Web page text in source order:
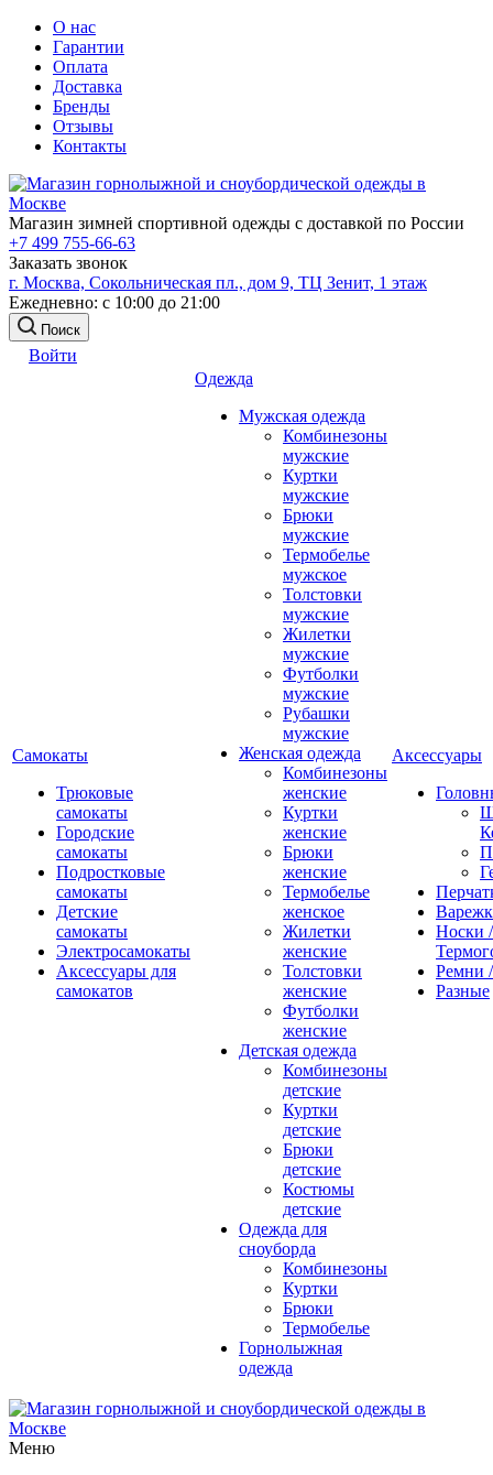
О нас
Гарантии
Оплата
Доставка
Бренды
Отзывы
Контакты
Магазин зимней спортивной одежды с доставкой по России
+7 499 755-66-63
Заказать звонок
г. Москва, Сокольническая пл., дом 9, ТЦ Зенит, 1 этаж
Ежедневно: с 10:00 до 21:00
Поиск
Войти
Самокаты
Трюковые
самокаты
Городские
самокаты
Подростковые
самокаты
Детские
самокаты
Электросамокаты
Аксессуары для
самокатов
Одежда
Мужская одежда
Комбинезоны
мужские
Куртки
мужские
Брюки
мужские
Термобелье
мужское
Толстовки
мужские
Жилетки
мужские
Футболки
мужские
Рубашки
мужские
Женская одежда
Комбинезоны
женские
Куртки
женские
Брюки
женские
Термобелье
женское
Жилетки
женские
Толстовки
женские
Футболки
женские
Детская одежда
Комбинезоны
детские
Куртки
детские
Брюки
детские
Костюмы
детские
Одежда для
сноуборда
Комбинезоны
Куртки
Брюки
Термобелье
Горнолыжная
одежда
Аксессуары
Носки /
Ремни
Разные
Меню